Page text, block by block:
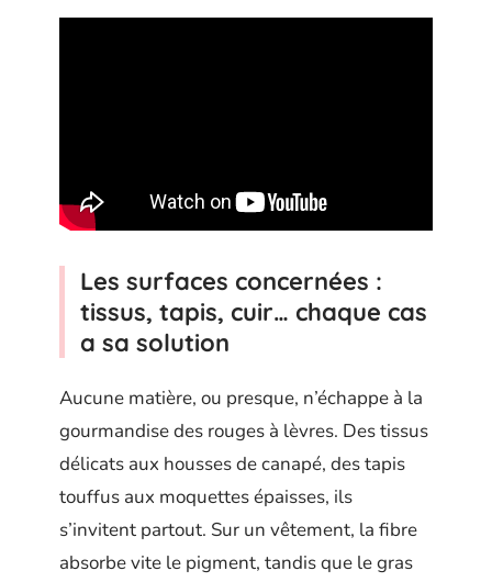
Les surfaces concernées :
tissus, tapis, cuir… chaque cas
a sa solution
Aucune matière, ou presque, n’échappe à la
gourmandise des rouges à lèvres. Des tissus
délicats aux housses de canapé, des tapis
touffus aux moquettes épaisses, ils
s’invitent partout. Sur un vêtement, la fibre
absorbe vite le pigment, tandis que le gras